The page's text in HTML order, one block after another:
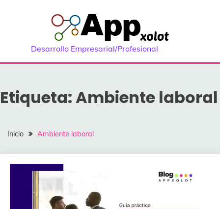
Desarrollo Empresarial/Profesional
Etiqueta:Ambiente laboral
Inicio Ambiente laboral